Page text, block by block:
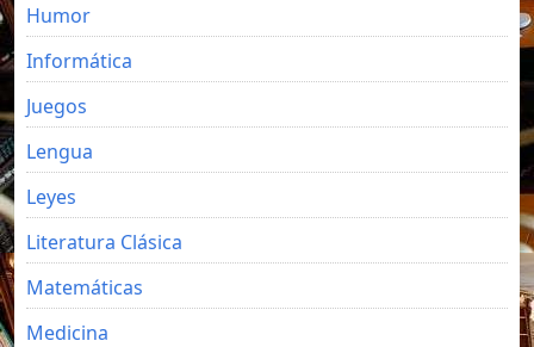
Humor
Informática
Juegos
Lengua
Leyes
Literatura Clásica
Matemáticas
Medicina